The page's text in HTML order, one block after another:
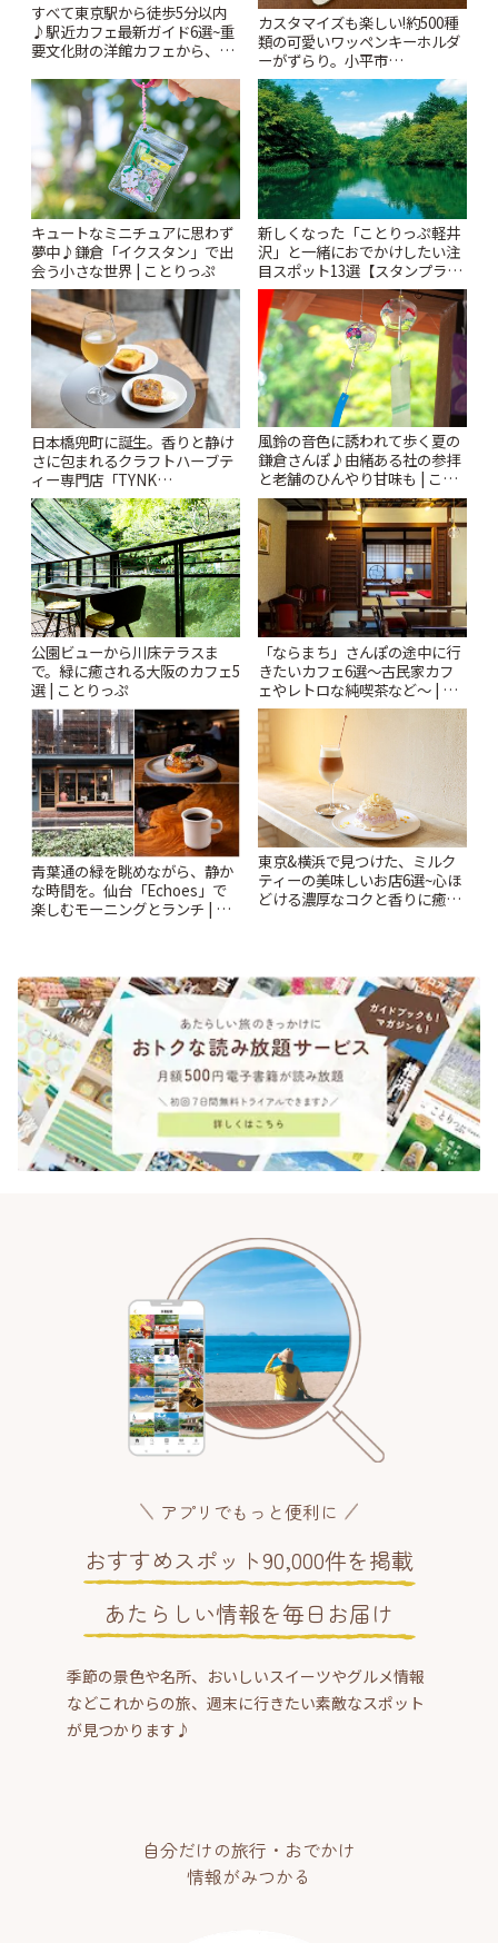
すべて東京駅から徒歩5分以内
♪駅近カフェ最新ガイド6選~重
要文化財の洋館カフェから、改
りっぷ
カスタマイズも楽しい!約500種
類の可愛いワッペンキーホルダ
ーがずらり。小平市
「Kimamaya T&K」 | ことりっ
ぷ
キュートなミニチュアに思わず
夢中♪鎌倉「イクスタン」で出
会う小さな世界 | ことりっぷ
新しくなった「ことりっぷ軽井
沢」と一緒におでかけしたい注
目スポット13選【スタンプラリ
ー開催中】 | ことりっぷ
日本橋兜町に誕生。香りと静け
さに包まれるクラフトハーブテ
ィー専門店「TYNK
Kabutocho」 | ことりっぷ
風鈴の音色に誘われて歩く夏の
鎌倉さんぽ♪由緒ある社の参拝
と老舗のひんやり甘味も | こと
りっぷ
公園ビューから川床テラスま
で。緑に癒される大阪のカフェ5
選 | ことりっぷ
「ならまち」さんぽの途中に行
きたいカフェ6選〜古民家カフ
ェやレトロな純喫茶など〜 | こ
とりっぷ
青葉通の緑を眺めながら、静か
な時間を。仙台「Echoes」で
楽しむモーニングとランチ | こ
東京&横浜で見つけた、ミルク
ティーの美味しいお店6選~心ほ
どける濃厚なコクと香りに癒や
アプリでもっと便利に
おすすめスポット90,000件を掲載
あたらしい情報を毎日お届け
季節の景色や名所、おいしいスイーツやグルメ情報
などこれからの旅、週末に行きたい素敵なスポット
が見つかります♪
自分だけの旅行・おでかけ
情報がみつかる